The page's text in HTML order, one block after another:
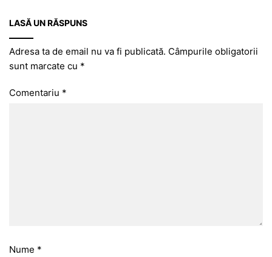
LASĂ UN RĂSPUNS
Adresa ta de email nu va fi publicată. Câmpurile obligatorii
sunt marcate cu *
Comentariu *
Nume *